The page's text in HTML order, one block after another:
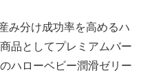
み分け成功率を高めるハ
品としてプレミアムバー
ハローベビー潤滑ゼリー